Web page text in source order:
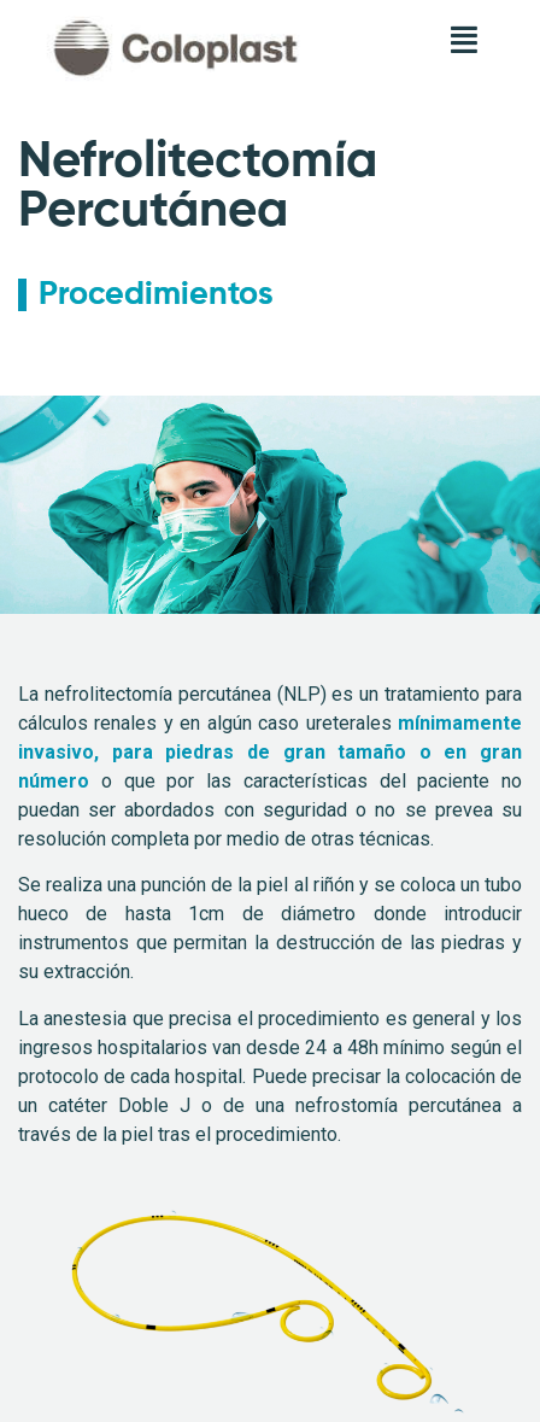
Nefrolitectomía
Percutánea
Procedimientos
La nefrolitectomía percutánea (NLP) es un tratamiento para
cálculos renales y en algún caso ureterales mínimamente
invasivo, para piedras de gran tamaño o en gran
número o que por las características del paciente no
puedan ser abordados con seguridad o no se prevea su
resolución completa por medio de otras técnicas.
Se realiza una punción de la piel al riñón y se coloca un tubo
hueco de hasta 1cm de diámetro donde introducir
instrumentos que permitan la destrucción de las piedras y
su extracción.
La anestesia que precisa el procedimiento es general y los
ingresos hospitalarios van desde 24 a 48h mínimo según el
protocolo de cada hospital. Puede precisar la colocación de
un catéter Doble J o de una nefrostomía percutánea a
través de la piel tras el procedimiento.